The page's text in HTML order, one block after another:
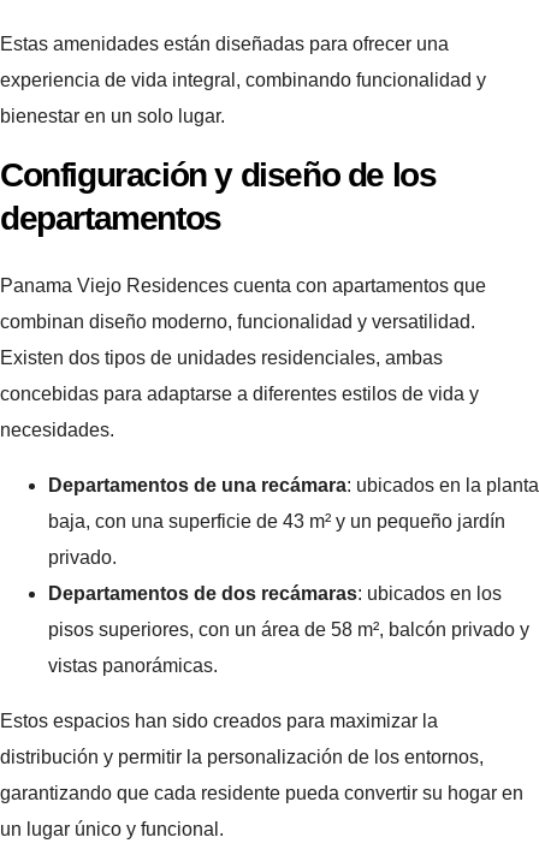
Estas amenidades están diseñadas para ofrecer una
experiencia de vida integral, combinando funcionalidad y
bienestar en un solo lugar.
Configuración y diseño de los
departamentos
Panama Viejo Residences cuenta con apartamentos que
combinan diseño moderno, funcionalidad y versatilidad.
Existen dos tipos de unidades residenciales, ambas
concebidas para adaptarse a diferentes estilos de vida y
necesidades.
Departamentos de una recámara: ubicados en la planta
baja, con una superficie de 43 m² y un pequeño jardín
privado.
Departamentos de dos recámaras: ubicados en los
pisos superiores, con un área de 58 m², balcón privado y
vistas panorámicas.
Estos espacios han sido creados para maximizar la
distribución y permitir la personalización de los entornos,
garantizando que cada residente pueda convertir su hogar en
un lugar único y funcional.